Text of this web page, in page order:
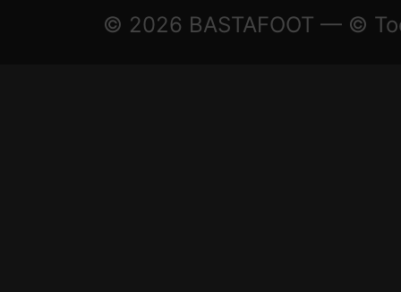
© 2026 BASTAFOOT — ©